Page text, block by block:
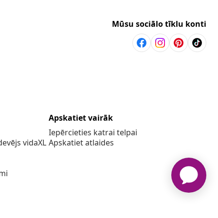
Mūsu sociālo tīklu konti
vidaXL
Apskatiet vairāk
Iepērcieties katrai telpai
Apskatiet atlaides